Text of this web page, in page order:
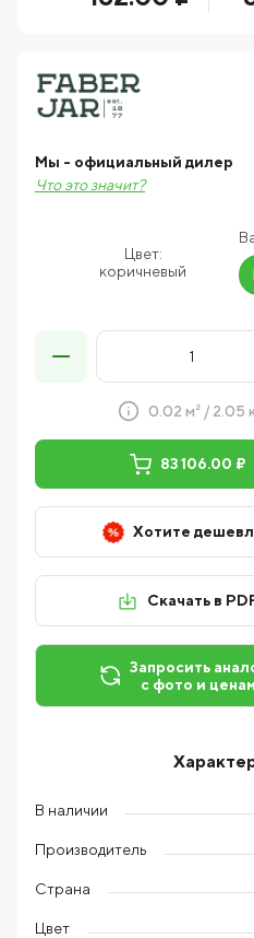
Цвет:
коричневый
Мы - официальный дилер
Что это значит?
0.02 м² / 2.05
83 106.00 ₽
Хотите
Скачать в
Запросить
с фото и
В наличии
Производитель
Страна
Цвет